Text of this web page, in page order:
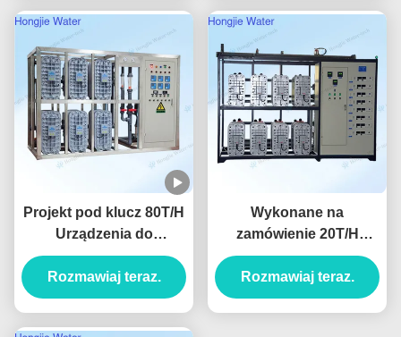
Projekt pod klucz 80T/H
Urządzenia do
czyszczenia ekranów z
ultraczistą wodą
Rozmawiaj teraz.
Wykonane na
zamówienie 20T/H
przemysłowe
urządzenie do wody
ultraczystej do litografii
Rozmawiaj teraz.